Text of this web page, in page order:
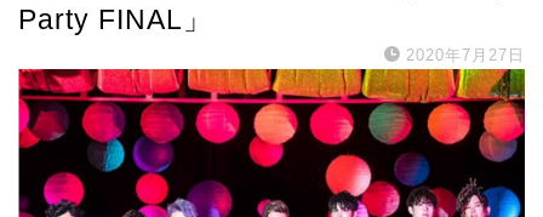
Party FINAL」
2020年7月27日